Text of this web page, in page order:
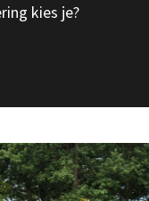
kies je?